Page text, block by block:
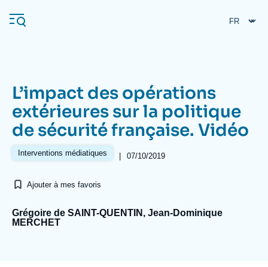
au
contenu
Navigation
principale
L'Ifri
Événements
À propos de l'Ifri
L'Ifri en bref Proche-Orient
L’impact des opérations
extérieures sur la politique
de sécurité française. Vidéo
Interventions médiatiques | 07/10/2019
Ajouter à mes favoris
Grégoire de SAINT-QUENTIN, Jean-Dominique
MERCHET